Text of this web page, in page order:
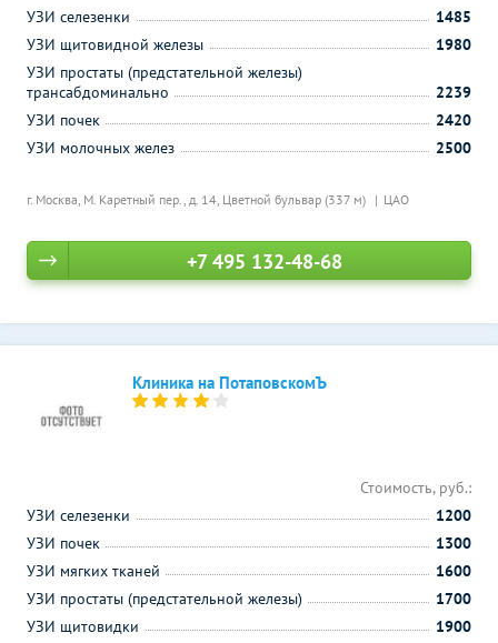
г. Москва, М. Каретный пер., д. 14, Цветной бульвар (337 м) ЦАО
УЗИ селезенки
1485
УЗИ щитовидной железы
1980
УЗИ простаты (предстательной железы)
трансабдоминально
2239
УЗИ почек
2420
УЗИ молочных желез
2500
+7 495 132-48-68
Клиника на ПотаповскомЪ
Стоимость, руб.:
УЗИ селезенки
1200
УЗИ почек
1300
УЗИ мягких тканей
1600
УЗИ простаты (предстательной железы)
1700
УЗИ щитовидки
1900